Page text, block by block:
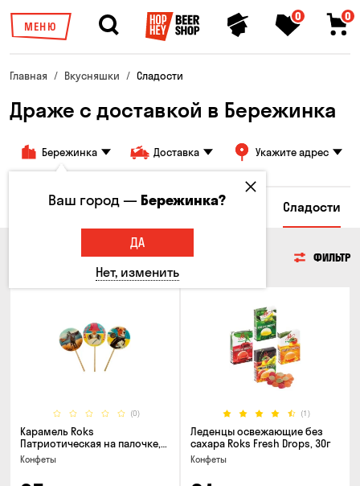
МЕНЮ
0 0
Главная Вкусняшки Сладости
Драже с доставкой в ​​Бережинка
Бережинка Доставка Укажите адрес
Гренки и Сухарики Злаковые снеки Сладости
СЛАДОСТИ ФИЛЬТР
(0)
Карамель Roks
Патриотическая на палочке,
50г
Конфеты
(1)
Леденцы освежающие без
сахара Roks Fresh Drops, 30г
Конфеты
Ваш город —Бережинка?
ДА
Нет, изменить